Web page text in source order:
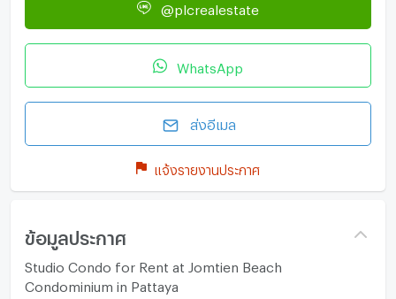
@plcrealestate
WhatsApp
ส่งอีเมล
แจ้งรายงานประกาศ
ข้อมูลประกาศ
Studio Condo for Rent at Jomtien Beach
Condominium in Pattaya